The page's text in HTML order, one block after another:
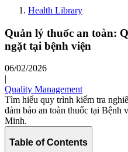
Health Library
Quản lý thuốc an toàn:
ngặt tại bệnh viện
06/02/2026
|
Quality Management
Tìm hiểu quy trình kiểm tra
đảm bảo an toàn thuốc tại
Minh.
Table of Contents